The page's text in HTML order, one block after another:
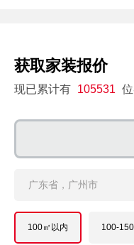
获取家装报价
现已累计有 105531
广东省，广州市
100㎡以内 100-